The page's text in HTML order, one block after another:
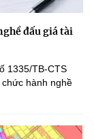
đấu giá tài
1335/TB-CTS
hành nghề